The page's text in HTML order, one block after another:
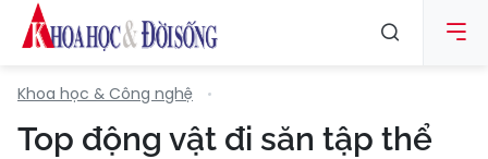
Khoa học & Công nghệ
Top động vật đi săn tập thể